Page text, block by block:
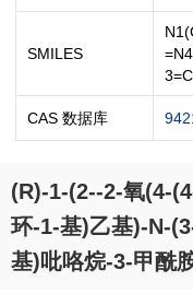
SMILES
CAS 数据库
(R)-1-(2--2-氧(4-
环-1-基)乙基)-N-
基)吡咯烷-3-甲酰